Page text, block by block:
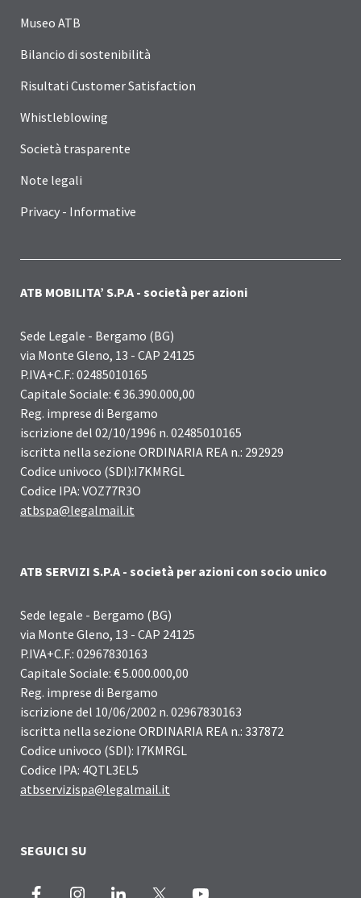
Museo ATB
Bilancio di sostenibilità
Risultati Customer Satisfaction
Whistleblowing
Società trasparente
Note legali
Privacy - Informative
ATB MOBILITA’ S.P.A - società per azioni
Sede Legale - Bergamo (BG)
via Monte Gleno, 13 - CAP 24125
P.IVA+C.F.: 02485010165
Capitale Sociale: € 36.390.000,00
Reg. imprese di Bergamo
iscrizione del 02/10/1996 n. 02485010165
iscritta nella sezione ORDINARIA REA n.: 292929
Codice univoco (SDI):I7KMRGL
Codice IPA: VOZ77R3O
atbspa@legalmail.it
ATB SERVIZI S.P.A - società per azioni con socio unico
Sede legale - Bergamo (BG)
via Monte Gleno, 13 - CAP 24125
P.IVA+C.F.: 02967830163
Capitale Sociale: € 5.000.000,00
Reg. imprese di Bergamo
iscrizione del 10/06/2002 n. 02967830163
iscritta nella sezione ORDINARIA REA n.: 337872
Codice univoco (SDI): I7KMRGL
Codice IPA: 4QTL3EL5
atbservizispa@legalmail.it
SEGUICI SU
Facebook InstagramLinkedIn